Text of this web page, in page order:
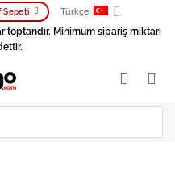
Sepeti Türkçe
toptandır. Minimum sipariş miktarı